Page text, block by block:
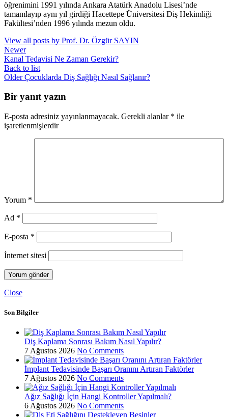
öğrenimini 1991 yılında Ankara Atatürk Anadolu Lisesi’nde
tamamlayıp aynı yıl girdiği Hacettepe Üniversitesi Diş Hekimliği
Fakültesi’nden 1996 yılında mezun oldu.
View all posts by Prof. Dr. Özgür SAYIN
Newer
Kanal Tedavisi Ne Zaman Gerekir?
Back to list
Older Çocuklarda Diş Sağlığı Nasıl Sağlanır?
Bir yanıt yazın
E-posta adresiniz yayınlanmayacak. Gerekli alanlar * ile
işaretlenmişlerdir
Yorum *
Ad *
E-posta *
İnternet sitesi
Close
Son Bilgiler
Diş Kaplama Sonrası Bakım Nasıl Yapılır?
7 Ağustos 2026 No Comments
İmplant Tedavisinde Başarı Oranını Artıran Faktörler
7 Ağustos 2026 No Comments
Ağız Sağlığı İçin Hangi Kontroller Yapılmalı?
6 Ağustos 2026 No Comments